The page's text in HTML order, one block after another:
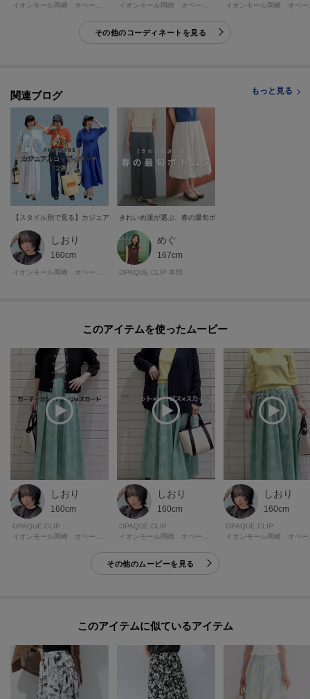
その他のコーディネートを見る
関連ブログ もっと見る
【スタイル別で見る】カジュアルコーディネート12選
しおり
160cm
きれいめ派が選ぶ、春の最旬ボトムス
めぐ
167cm
OPAQUE.CLIP 本部
このアイテムを使ったムービー
しおり
160cm
OPAQUE.CLIP
しおり
160cm
OPAQUE.CLIP
しおり
160cm
OPAQUE.CLIP
その他のムービーを見る
このアイテムに似ているアイテム